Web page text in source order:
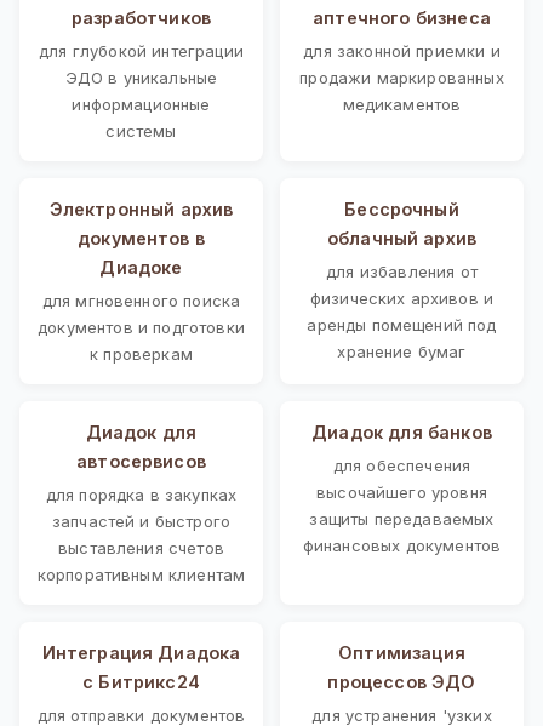
разработчиков
для глубокой интеграции
ЭДО в уникальные
информационные
системы
аптечного бизнеса
для законной приемки и
продажи маркированных
медикаментов
Электронный архив
документов в
Диадоке
для мгновенного поиска
документов и подготовки
к проверкам
Бессрочный
облачный архив
для избавления от
физических архивов и
аренды помещений под
хранение бумаг
Диадок для
автосервисов
для порядка в закупках
запчастей и быстрого
выставления счетов
корпоративным клиентам
Диадок для банков
для обеспечения
высочайшего уровня
защиты передаваемых
финансовых документов
Интеграция Диадока
с Битрикс24
для отправки документов
Оптимизация
процессов ЭДО
для устранения 'узких